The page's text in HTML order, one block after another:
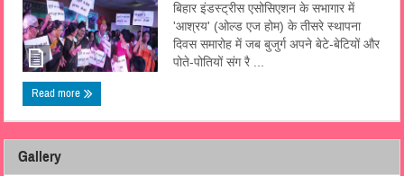
बिहार इंडस्ट्रीस एसोसिएशन के सभागार में
'आश्रय' (ओल्ड एज होम) के तीसरे स्थापना
दिवस समारोह में जब बुजुर्ग अपने बेटे-बेटियों और
पोते-पोतियों संग रै ...
Read more
Gallery